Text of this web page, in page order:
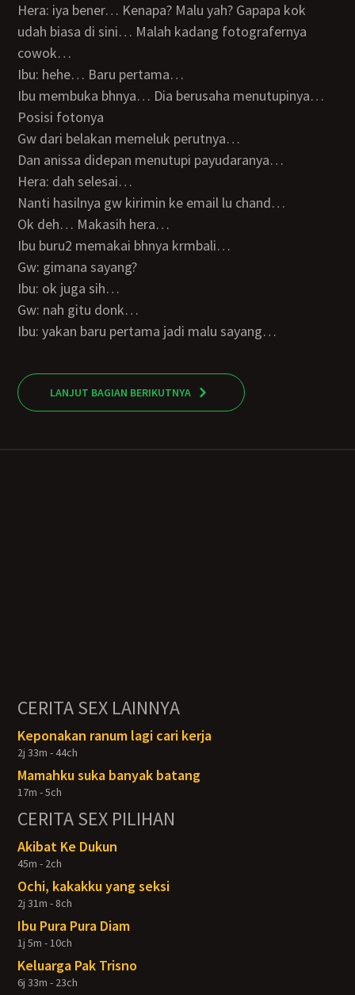
Hera: iya bener… Kenapa? Malu yah? Gapapa kok
udah biasa di sini… Malah kadang fotografernya
cowok…
Ibu: hehe… Baru pertama…
Ibu membuka bhnya… Dia berusaha menutupinya…
Posisi fotonya
Gw dari belakan memeluk perutnya…
Dan anissa didepan menutupi payudaranya…
Hera: dah selesai…
Nanti hasilnya gw kirimin ke email lu chand…
Ok deh… Makasih hera…
Ibu buru2 memakai bhnya krmbali…
Gw: gimana sayang?
Ibu: ok juga sih…
Gw: nah gitu donk…
Ibu: yakan baru pertama jadi malu sayang…
LANJUT BAGIAN BERIKUTNYA
CERITA SEX LAINNYA
Keponakan ranum lagi cari kerja
2j 33m - 44ch
Mamahku suka banyak batang
17m - 5ch
CERITA SEX PILIHAN
Akibat Ke Dukun
45m - 2ch
Ochi, kakakku yang seksi
2j 31m - 8ch
Ibu Pura Pura Diam
1j 5m - 10ch
Keluarga Pak Trisno
6j 33m - 23ch